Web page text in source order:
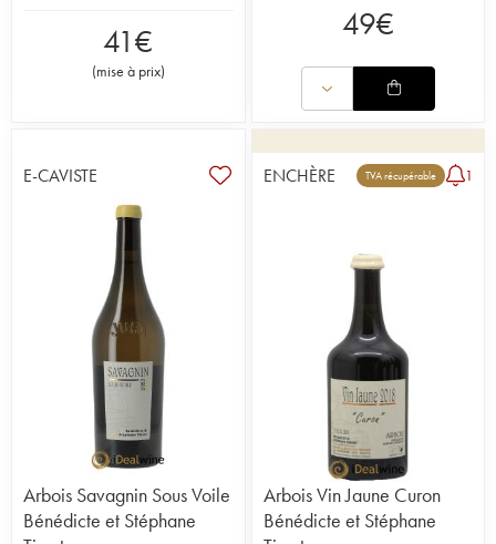
41€
(mise à prix)
49€
E-CAVISTE
Arbois Savagnin Sous Voile
Bénédicte et Stéphane
ENCHÈRE TVA récupérable 1
Arbois Vin Jaune Curon
Bénédicte et Stéphane